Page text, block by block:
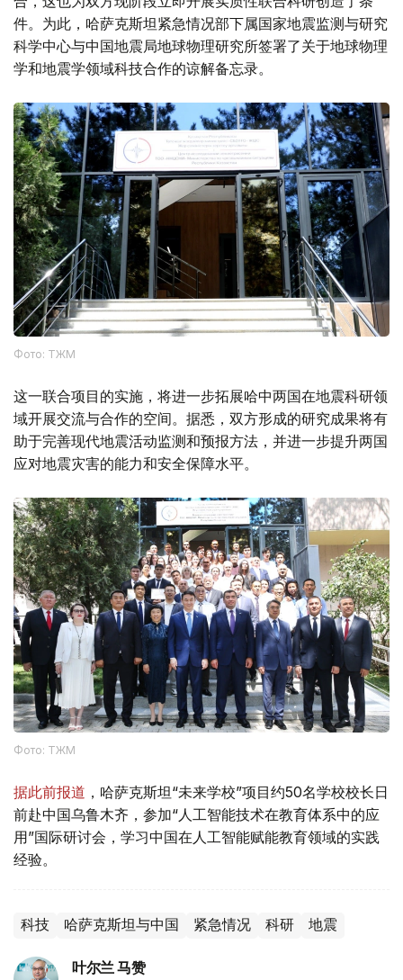
件。为此，哈萨克斯坦紧急情况部下属国家地震监测与研究
科学中心与中国地震局地球物理研究所签署了关于地球物理
学和地震学领域科技合作的谅解备忘录。
Фото: ТЖМ
这一联合项目的实施，将进一步拓展哈中两国在地震科研领
域开展交流与合作的空间。据悉，双方形成的研究成果将有
助于完善现代地震活动监测和预报方法，并进一步提升两国
应对地震灾害的能力和安全保障水平。
Фото: ТЖМ
据此前报道 ，哈萨克斯坦“未来学校”项目约50名学校校长日
前赴中国乌鲁木齐，参加“人工智能技术在教育体系中的应
用”国际研讨会，学习中国在人工智能赋能教育领域的实践
经验。
科技 哈萨克斯坦与中国 紧急情况 科研 地震
叶尔兰 马赞